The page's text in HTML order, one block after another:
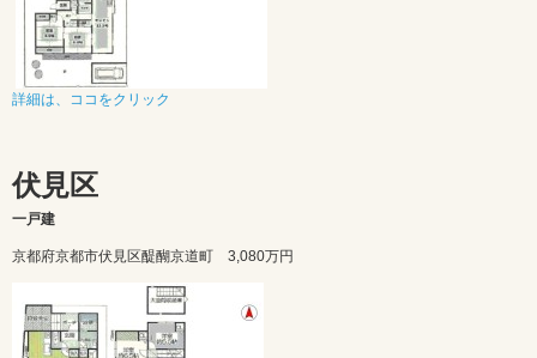
詳細は、ココをクリック
伏見区
一戸建
京都府京都市伏見区醍醐京道町 3,080万円